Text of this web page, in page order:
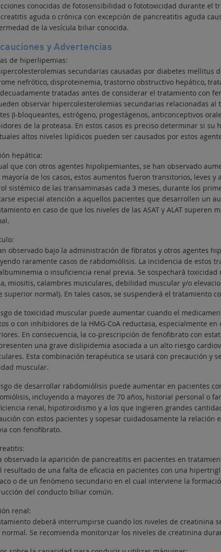
conocidas de fotosensibilidad o fototoxicidad durante el
aguda o crónica con excepción de pancreatitis aguda
de la vesícula biliar conocida.
y Advertencias
de hiperlipemias:
secundarias causadas por diabetes mellitus
nefrótico, disproteinemia, trastorno obstructivo hepático,
tratadas antes de considerar el tratamiento con
observar hipercolesterolemias secundarias relacionadas
β-bloqueantes, estrógeno, progestágenos, anticonceptivos
de la proteasa. En estos casos es preciso determinar si
altos niveles lipídicos pueden ser causados por estos
hepática:
que con otros agentes hipolipemiantes, se han observado
mayoría de los casos, estos aumentos fueron transitorios, leves
sistémico de las transaminasas cada 3 meses, durante los
especial atención a aquellos pacientes que desarrollen un
en caso de que los niveles de las ASAT y ALAT
observado bajo la administración de fibratos y otros agentes
raramente casos de rabdomiólisis. La incidencia de estos
o insuficiencia renal previa. Se sospechará
miositis, calambres musculares, debilidad muscular y/o
superior normal). En tales casos, se suspenderá el tratamiento
de toxicidad muscular puede aumentar cuando el
o con inhibidores de la HMG-CoA reductasa, especialmente
En consecuencia, la co-prescripción de fenofibrato con
una grave dislipidemia asociada a un alto riesgo
Esta combinación terapéutica se usará con precaución y
muscular.
de desarrollar rabdomiólisis puede aumentar en pacientes
incluyendo a mayores de 70 años, historial personal o
renal, hipotiroidismo y a los que ingieren grandes
con estos pacientes y sopesar cuidadosamente la relación
con fenofibrato.
observado la aparición de pancreatitis en pacientes en
resultado de una falta de eficacia en pacientes con una
o de un fenómeno secundario en el cual interviene la
del conducto biliar común.
renal:
deberá interrumpirse cuando los niveles de creatinina
normal. Se recomienda monitorizar los niveles de creatinina